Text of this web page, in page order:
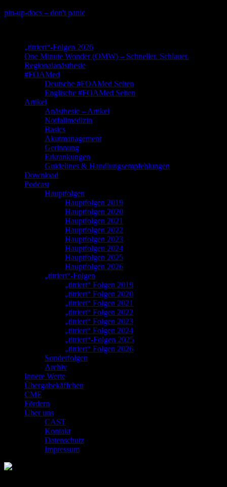
Skip
pin-up-docs – don't panic
„titriert“-Folgen 2026
One Minute Wonder (OMW) – Schneller. Schlauer.
Regionalanästhesie
#FOAMed
Deutsche #FOAMed Seiten
Englische #FOAMed Seiten
Artikel
Anästhesie – Artikel
Notfallmedizin
Basics
Akutmanagement
Gerinnung
Erkrankungen
Guidelines & Handlungsempfehlungen
Download
Podcast
Hauptfolgen
Hauptfolgen 2019
Hauptfolgen 2020
Hauptfolgen 2021
Hauptfolgen 2022
Hauptfolgen 2023
Hauptfolgen 2024
Hauptfolgen 2025
Hauptfolgen 2026
„titriert“-Folgen
„titriert“ Folgen 2019
„titriert“ Folgen 2020
„titriert“ Folgen 2021
„titriert“ Folgen 2022
„titriert“ Folgen 2023
„titriert“ Folgen 2024
„titriert“-Folgen 2025
„titriert“ Folgen 2026
Sonderfolgen
Archiv
Innere Werte
Übergabekäffchen
CME
Fördern
Über uns
CAST
Kontakt
Datenschutz
Impressum